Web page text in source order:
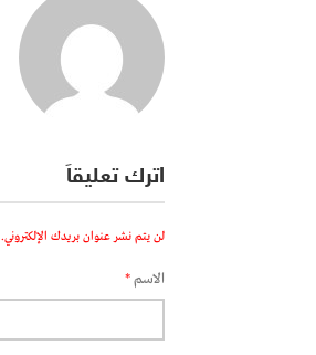
اترك تعليقاً
لن يتم نشر عنوان بريدك الإلكتروني.
الاسم*